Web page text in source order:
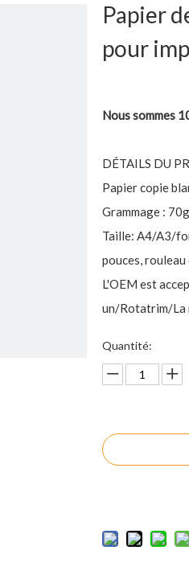
Papier
pour
Nous sommes
DÉTAILS DU
Papier copie
Grammage :
Taille: A4/A3/
pouces,
L'OEM est
un/Rotatrim/La
Quantité: